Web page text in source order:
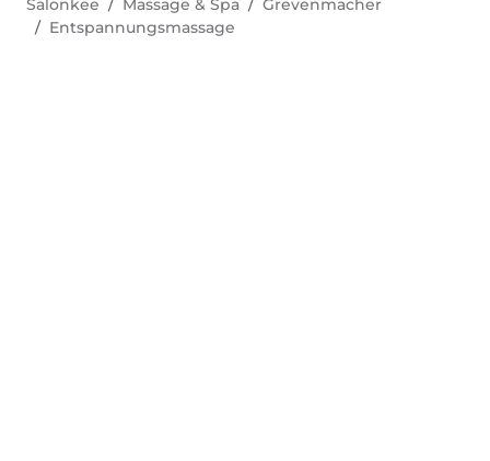
Salonkee Massage & Spa
Grevenmacher
Entspannungsmassage